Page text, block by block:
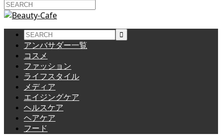
アンバサダー一覧
コスメ
ファッション
ライフスタイル
メディア
エイジングケア
ヘルスケア
ヘアケア
フード